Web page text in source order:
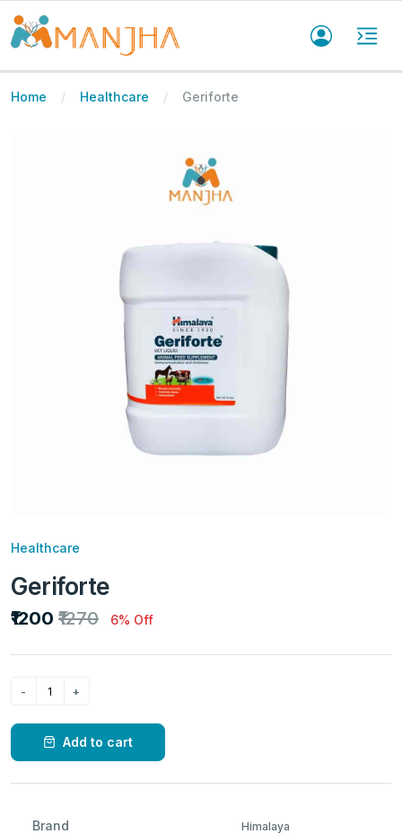
Home Healthcare Geriforte
Healthcare
Geriforte
₹1200 ₹1270 6% Off
Add to cart
Brand Himalaya